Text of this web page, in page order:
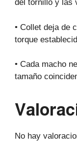
del tornillo y las
• Collet deja de
torque
• Cada macho
tamaño
No hay